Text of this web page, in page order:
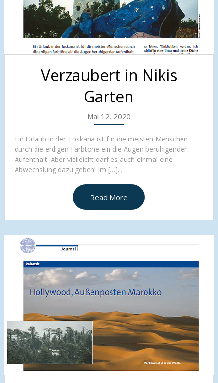
Verzaubert in Nikis
Garten
Mai 12, 2020
Ein Urlaub in der Toskana ist für die meisten Menschen
durch die erdigen Farbtöne ein die Augen beruhigender
Aufenthalt. Aber vielleicht darf es auch einmal eine
Abwechslung dazu geben! Im […]...
Read More